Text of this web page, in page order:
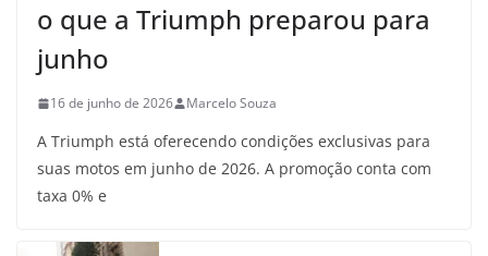
o que a Triumph preparou para
junho
16 de junho de 2026 Marcelo Souza
A Triumph está oferecendo condições exclusivas para
suas motos em junho de 2026. A promoção conta com
taxa 0% e